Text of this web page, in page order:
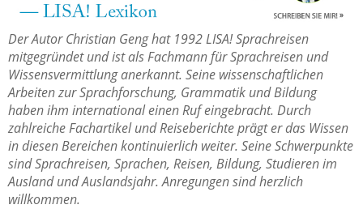
Der Autor Christian Geng hat 1992 LISA! Sprachreisen
mitgegründet und ist als Fachmann für Sprachreisen und
Wissensvermittlung anerkannt. Seine wissenschaftlichen
Arbeiten zur Sprachforschung, Grammatik und Bildung
haben ihm international einen Ruf eingebracht. Durch
zahlreiche Fachartikel und Reiseberichte prägt er das Wissen
in diesen Bereichen kontinuierlich weiter. Seine Schwerpunkte
sind Sprachreisen, Sprachen, Reisen, Bildung, Studieren im
Ausland und Auslandsjahr. Anregungen sind herzlich
willkommen.